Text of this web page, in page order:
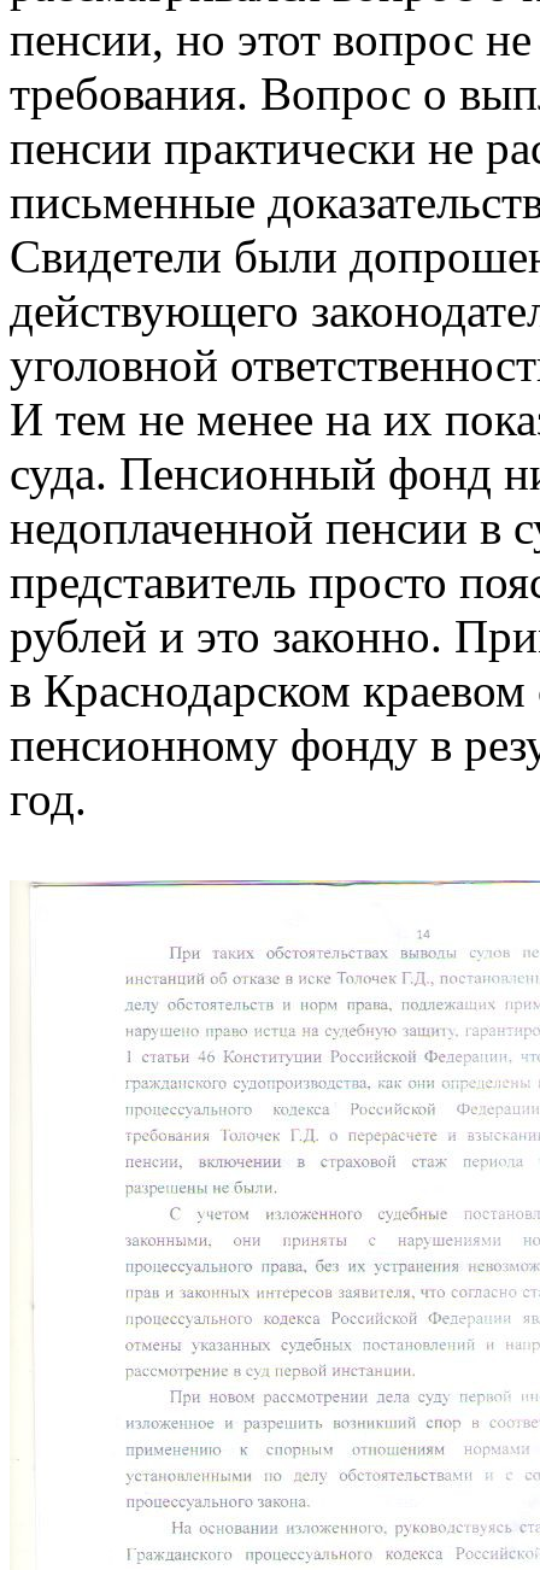
пенсии, но этот вопрос
требования. Вопрос о
пенсии практически не
письменные
Свидетели были
действующего
уголовной
И тем не менее на их
суда. Пенсионный фонд
недоплаченной пенсии в
представитель просто
рублей и это законно.
в Краснодарском
пенсионному фонду в
год.